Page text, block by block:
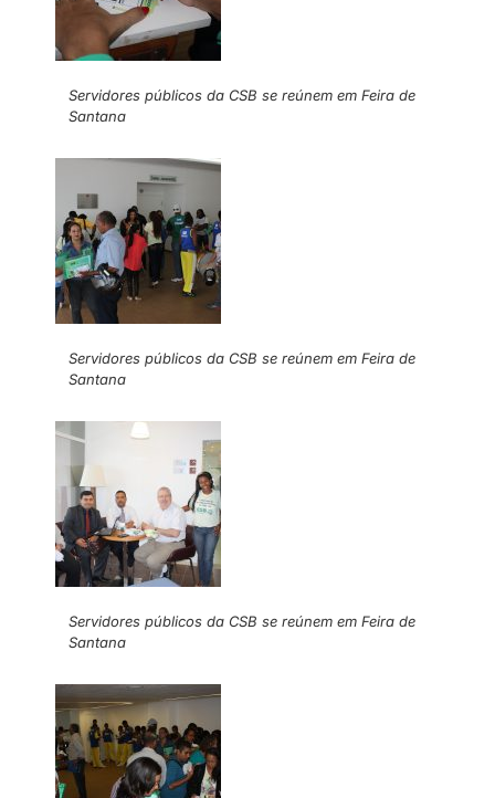
Servidores públicos da CSB se reúnem em Feira de
Santana
Servidores públicos da CSB se reúnem em Feira de
Santana
Servidores públicos da CSB se reúnem em Feira de
Santana